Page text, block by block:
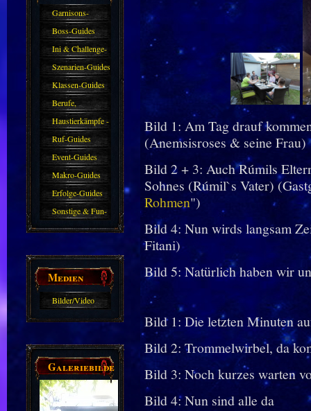
Garnisons-
Guides
Boss-Guides
Ini & Challenge-
Guides
Szenarien-Guides
Klassen-Guides
Berufe,
Farmkarten und
Haustiere
Haustierkämpfe -
Guide
Ruf-Guides
Event-Guides
Makro-Guides
Erfolge-Guides
Sonstige & Fun-
Guides
Medien
Bilder/Video
Galeriebilder
Bild 1: Am Tag drauf
(Anemsisroses & seine Frau)
Bild 2 + 3: Auch Rúmils
Sohnes (Rúmil`s Vater)
Rohmen")
Bild 4: Nun wirds langsam
Fitani)
Bild 5: Natürlich haben wir
Bild 1: Die letzten Minuten
Bild 2: Trommelwirbel, da
Bild 3: Noch kurzes warten
Bild 4: Nun sind alle da